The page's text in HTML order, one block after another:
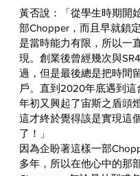
黃否說：「從學生時期開
部Chopper，而且早就鎖
是當時能力有限，所以一
現。創業後曾經幾次與
過，但是最後總是把時間
戶。直到2020年底遇到這
年初又興起了宙斯之盾頭
這才終於覺得該是實現這
了！」
因為企盼著這樣一部
多年，所以在他心中的那